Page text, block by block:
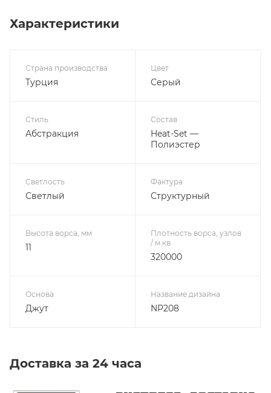
Характеристики
Страна производства
Турция
Цвет
Серый
Стиль
Абстракция
Состав
Heat-Set —
Полиэстер
Светлость
Светлый
Фактура
Структурный
Высота ворса, мм
11
Плотность ворса, узлов
/ м.кв
320000
Основа
Джут
Название дизайна
NP208
Доставка за 24 часа